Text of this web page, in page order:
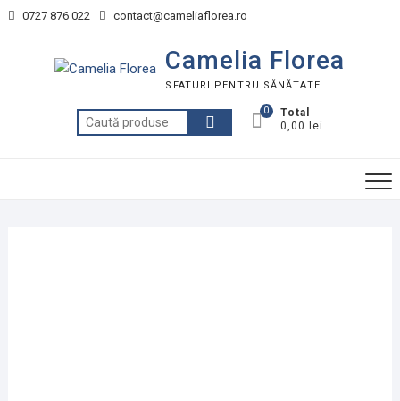
Skip 0727 876 022 contact@cameliaflorea.ro
Camelia Florea
SFATURI PENTRU SĂNĂTATE
Caută
după:
0
Total
0,00 lei